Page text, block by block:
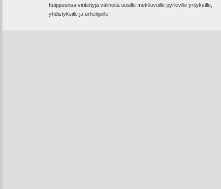
huippuunsa viritettyjä välineitä uusille metriluvuille pyrkiville yrityksille,
yhdistyksille ja urheilijoille.